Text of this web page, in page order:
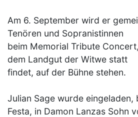
Am 6. September wird er
Tenören und Sopranistinnen
beim Memorial Tribute
dem Landgut der Witwe statt
findet, auf der Bühne stehen.
Julian Sage wurde eingeladen,
Festa, in Damon Lanzas Sohn